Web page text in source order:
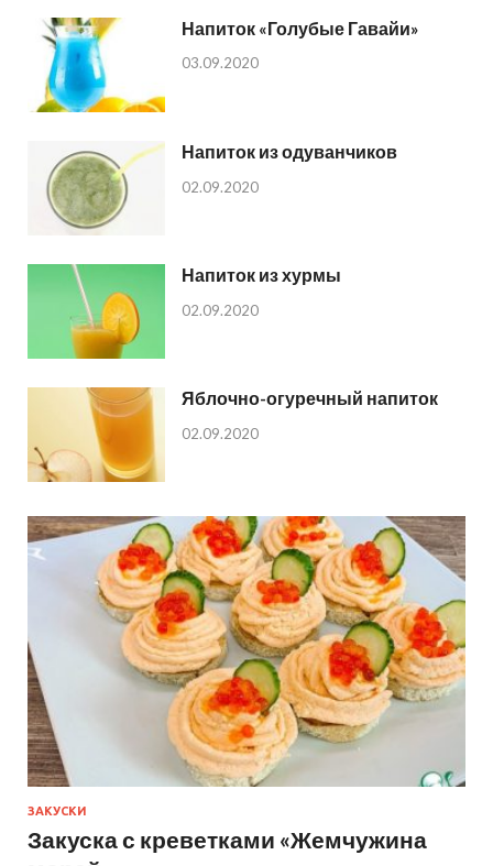
Напиток «Голубые Гавайи»
03.09.2020
Напиток из одуванчиков
02.09.2020
Напиток из хурмы
02.09.2020
Яблочно-огуречный напиток
02.09.2020
ЗАКУСКИ
Закуска с креветками «Жемчужина